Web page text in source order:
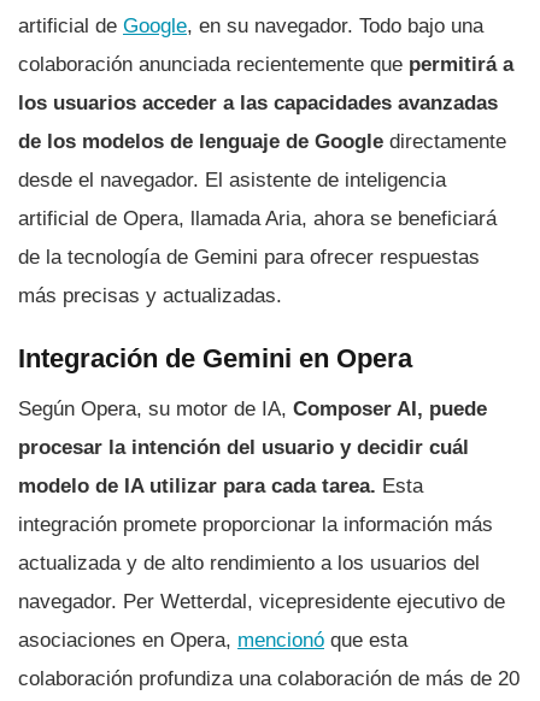
artificial de Google, en su navegador. Todo bajo una
colaboración anunciada recientemente que permitirá a
los usuarios acceder a las capacidades avanzadas
de los modelos de lenguaje de Google directamente
desde el navegador. El asistente de inteligencia
artificial de Opera, llamada Aria, ahora se beneficiará
de la tecnología de Gemini para ofrecer respuestas
más precisas y actualizadas.
Integración de Gemini en Opera
Según Opera, su motor de IA, Composer AI, puede
procesar la intención del usuario y decidir cuál
modelo de IA utilizar para cada tarea. Esta
integración promete proporcionar la información más
actualizada y de alto rendimiento a los usuarios del
navegador. Per Wetterdal, vicepresidente ejecutivo de
asociaciones en Opera, mencionó que esta
colaboración profundiza una colaboración de más de 20